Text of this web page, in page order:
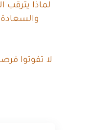
لماذا
لا تفوتوا